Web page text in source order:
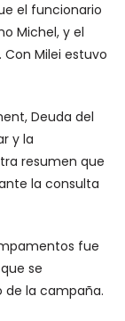
el funcionario
Michel, y el
Milei estuvo
Deuda del
y la
resumen que
la consulta
fue
se
de la campaña.